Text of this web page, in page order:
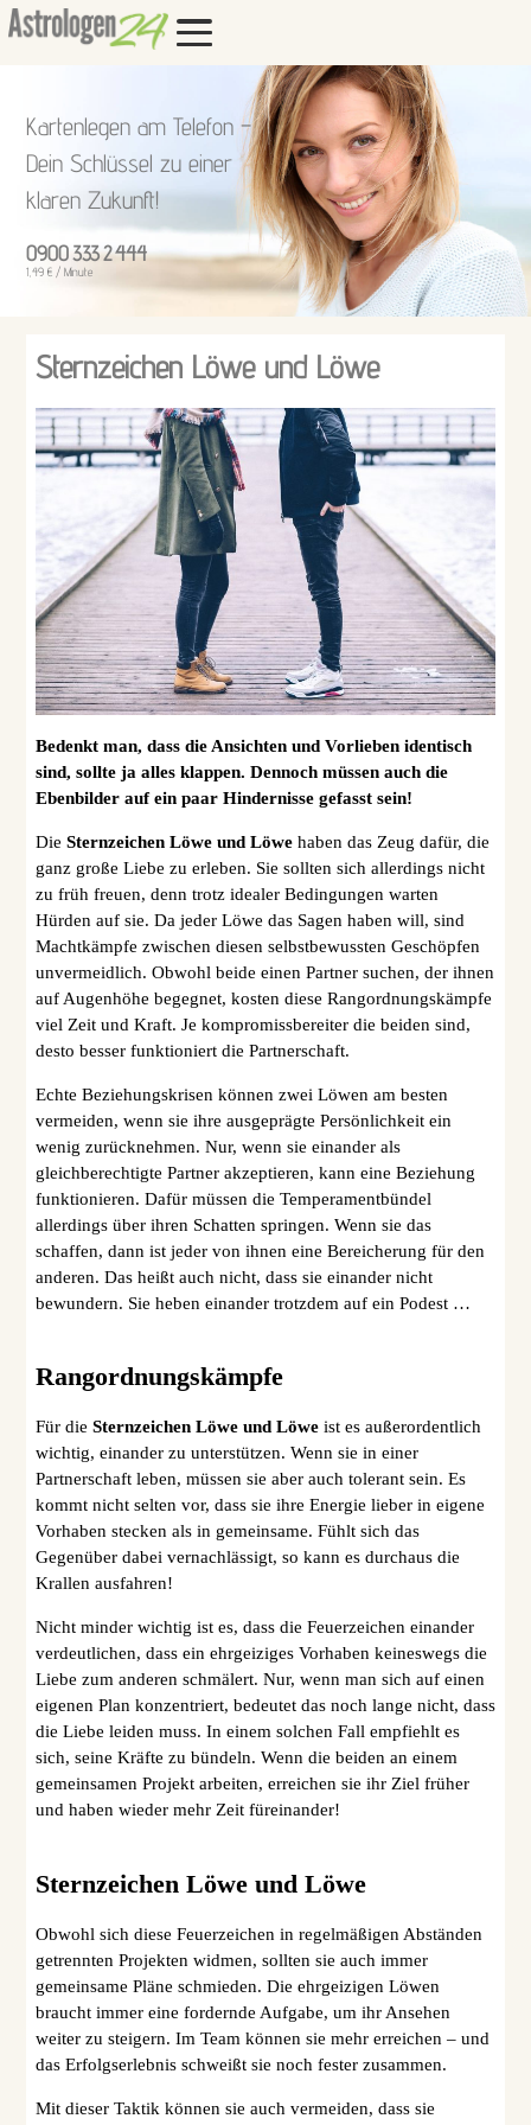
Kartenlegen am Telefon –
Dein Schlüssel zu einer
klaren Zukunft!
0900 333 2 444
1,49 € / Minute
Sternzeichen Löwe und Löwe
Bedenkt man, dass die Ansichten und Vorlieben identisch
sind, sollte ja alles klappen. Dennoch müssen auch die
Ebenbilder auf ein paar Hindernisse gefasst sein!
Die Sternzeichen Löwe und Löwehaben das Zeug dafür, die
ganz große Liebe zu erleben. Sie sollten sich allerdings nicht
zu früh freuen, denn trotz idealer Bedingungen warten
Hürden auf sie. Da jeder Löwe das Sagen haben will, sind
Machtkämpfe zwischen diesen selbstbewussten Geschöpfen
unvermeidlich. Obwohl beide einen Partner suchen, der ihnen
auf Augenhöhe begegnet, kosten diese Rangordnungskämpfe
viel Zeit und Kraft. Je kompromissbereiter die beiden sind,
desto besser funktioniert die Partnerschaft.
Echte Beziehungskrisen können zwei Löwen am besten
vermeiden, wenn sie ihre ausgeprägte Persönlichkeit ein
wenig zurücknehmen. Nur, wenn sie einander als
gleichberechtigte Partner akzeptieren, kann eine Beziehung
funktionieren. Dafür müssen die Temperamentbündel
allerdings über ihren Schatten springen. Wenn sie das
schaffen, dann ist jeder von ihnen eine Bereicherung für den
anderen. Das heißt auch nicht, dass sie einander nicht
bewundern. Sie heben einander trotzdem auf ein Podest …
Rangordnungskämpfe
Für die Sternzeichen Löwe und Löweist es außerordentlich
wichtig, einander zu unterstützen. Wenn sie in einer
Partnerschaft leben, müssen sie aber auch tolerant sein. Es
kommt nicht selten vor, dass sie ihre Energie lieber in eigene
Vorhaben stecken als in gemeinsame. Fühlt sich das
Gegenüber dabei vernachlässigt, so kann es durchaus die
Krallen ausfahren!
Nicht minder wichtig ist es, dass die Feuerzeichen einander
verdeutlichen, dass ein ehrgeiziges Vorhaben keineswegs die
Liebe zum anderen schmälert. Nur, wenn man sich auf einen
eigenen Plan konzentriert, bedeutet das noch lange nicht, dass
die Liebe leiden muss. In einem solchen Fall empfiehlt es
sich, seine Kräfte zu bündeln. Wenn die beiden an einem
gemeinsamen Projekt arbeiten, erreichen sie ihr Ziel früher
und haben wieder mehr Zeit füreinander!
Sternzeichen Löwe und Löwe
Obwohl sich diese Feuerzeichen in regelmäßigen Abständen
getrennten Projekten widmen, sollten sie auch immer
gemeinsame Pläne schmieden. Die ehrgeizigen Löwen
braucht immer eine fordernde Aufgabe, um ihr Ansehen
weiter zu steigern. Im Team können sie mehr erreichen – und
das Erfolgserlebnis schweißt sie noch fester zusammen.
Mit dieser Taktik können sie auch vermeiden, dass sie